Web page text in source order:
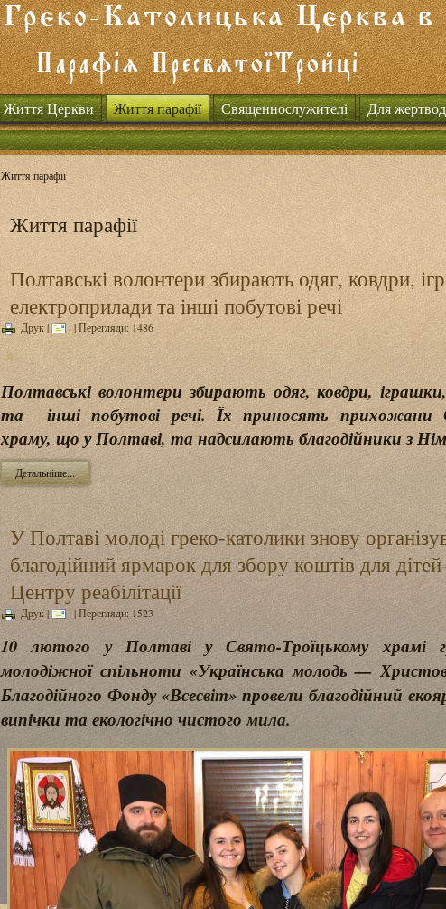
Життя Церкви Життя парафії Священнослужителі
Для
Життя парафії
Життя парафії
Полтавські волонтери збирають одяг, ковдри,
електроприлади та інші побутові речі
Друк| | Перегляди: 1486
Полтавські волонтери збирають одяг, ковдри,
та інші побутові речі. Їх приносять прихожани
храму, що у Полтаві, та надсилають благодійники з
Детальніше...
У Полтаві молоді греко-католики знову
благодійний ярмарок для збору коштів для
Центру реабілітації
Друк| | Перегляди: 1523
10 лютого у Полтаві у Свято-Троїцькому храмі
молодіжної спільноти «Українська молодь —
Благодійного Фонду «Всесвіт» провели благодійний
випічки та екологічно чистого мила.